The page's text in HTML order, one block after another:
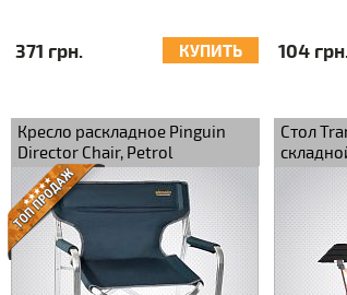
371 грн. КУПИТЬ 104
Кресло раскладное Pinguin
Director Chair, Petrol
Стол